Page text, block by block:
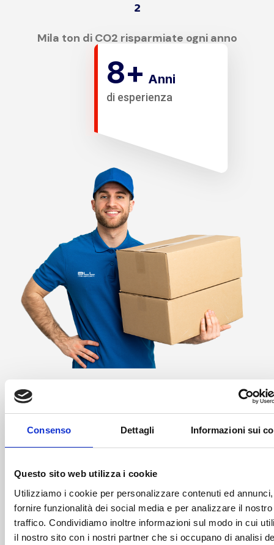
Consenso Dettagli Informazioni sui
Questo sito web utilizza i cookie
Utilizziamo i cookie per personalizzare contenuti ed
fornire funzionalità dei social media e per analizzare il nostro
traffico. Condividiamo inoltre informazioni sul modo in cui
il nostro sito con i nostri partner che si occupano di analisi
2
Mila ton di CO2 risparmiate ogni anno
8+ Anni
di esperienza
dettaglio. Perché la rapidità porta risultati solo se
accompagnata da efficienza e affidabilità. E, in questo,
BLL non teme confronti. La nostra realtà può infatti
contare su servizi personalizzati (anche negli orari di
ritiro e consegna), la più moderna tecnologia al